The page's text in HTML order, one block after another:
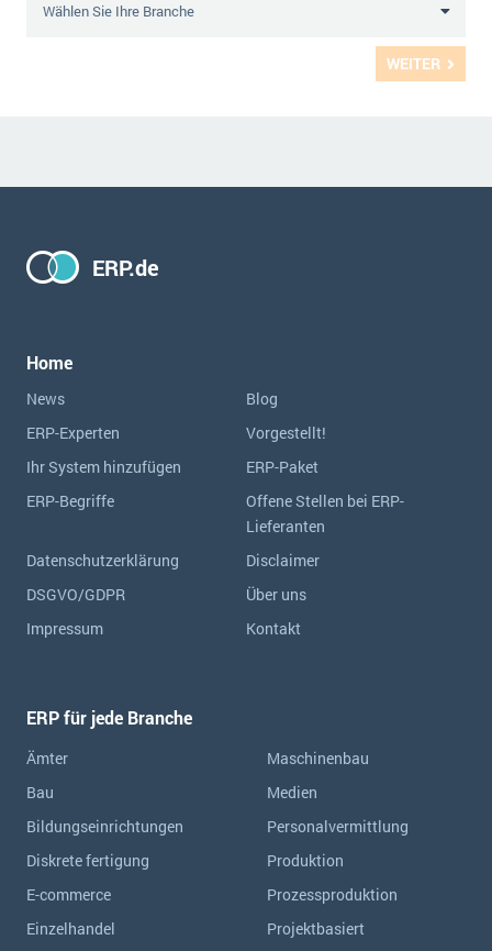
WEITER
ERP.de
Home
News
Blog
ERP-Experten
Vorgestellt!
Ihr System hinzufügen
ERP-Paket
ERP-Begriffe
Offene Stellen bei ERP-
Lieferanten
Datenschutzerklärung
Disclaimer
DSGVO/GDPR
Über uns
Impressum
Kontakt
ERP für jede Branche
Ämter
Bau
Bildungseinrichtungen
Diskrete fertigung
E-commerce
Einzelhandel
Maschinenbau
Medien
Personalvermittlung
Produktion
Prozessproduktion
Projektbasiert